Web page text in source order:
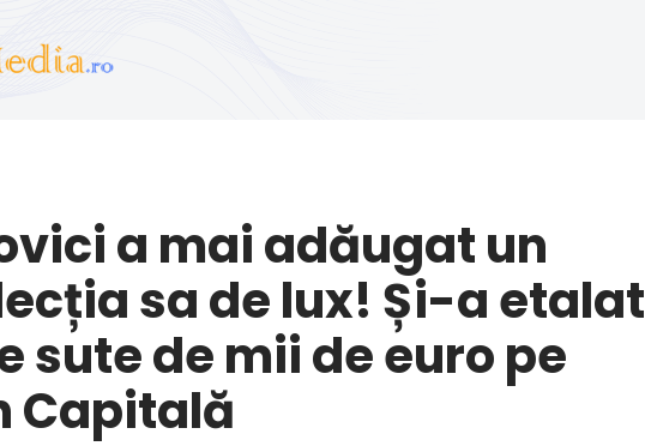
a mai adăugat un
sa de lux! Și-a etalat
sute de mii de euro pe
Capitală